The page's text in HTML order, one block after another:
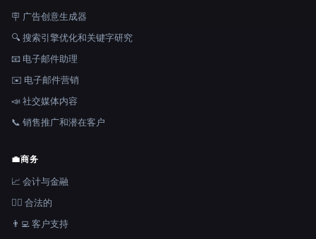
🪧 广告创意生成器
🔍 搜索引擎优化和关键字研究
📧 电子邮件助理
✉️ 电子邮件营销
📣 社交媒体内容
📞 销售推广和潜在客户
💼商务
📈 会计与金融
👩‍⚖️ 合法的
👨‍💻 客户支持